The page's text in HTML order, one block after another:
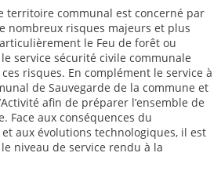
territoire communal est concerné par
nombreux risques majeurs et plus
le Feu de forêt ou
service sécurité civile communale
risques. En complément le service à
de Sauvegarde de la commune et
afin de préparer l’ensemble de
Face aux conséquences du
aux évolutions technologiques, il est
niveau de service rendu à la